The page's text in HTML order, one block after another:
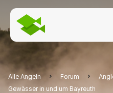
Alle Angeln Forum
Gewässer in und um Bayreuth